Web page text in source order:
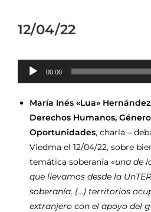
12/04/22
Reproductor
de
00:00
María Inés «Lua»
Derechos Humanos,
Oportunidades, charla –
Viedma el 12/04/22, sobre
temática soberanía «una de
que llevamos desde la
soberanía, (…) territorios
extranjero con el apoyo del